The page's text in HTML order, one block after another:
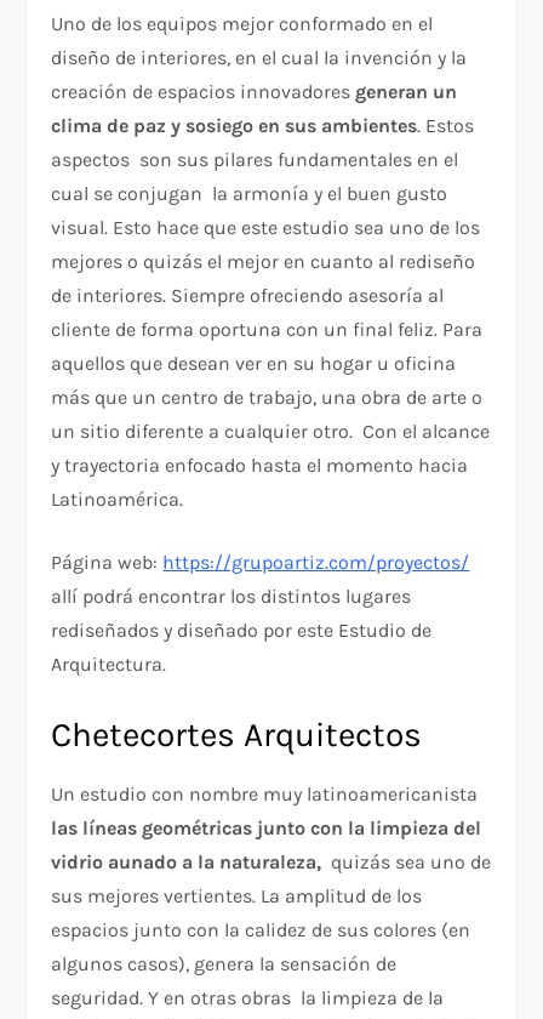
Uno de los equipos mejor conformado en el
diseño de interiores, en el cual la invención y la
creación de espacios innovadores generan un
clima de paz y sosiego en sus ambientes. Estos
aspectos son sus pilares fundamentales en el
cual se conjugan la armonía y el buen gusto
visual. Esto hace que este estudio sea uno de los
mejores o quizás el mejor en cuanto al rediseño
de interiores. Siempre ofreciendo asesoría al
cliente de forma oportuna con un final feliz. Para
aquellos que desean ver en su hogar u oficina
más que un centro de trabajo, una obra de arte o
un sitio diferente a cualquier otro. Con el alcance
y trayectoria enfocado hasta el momento hacia
Latinoamérica.
Página web: https://grupoartiz.com/proyectos/
allí podrá encontrar los distintos lugares
rediseñados y diseñado por este Estudio de
Arquitectura.
Chetecortes Arquitectos
Un estudio con nombre muy latinoamericanista
las líneas geométricas junto con la limpieza del
vidrio aunado a la naturaleza, quizás sea uno de
sus mejores vertientes. La amplitud de los
espacios junto con la calidez de sus colores (en
algunos casos), genera la sensación de
seguridad. Y en otras obras la limpieza de la